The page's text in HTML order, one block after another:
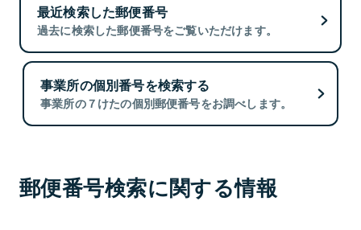
最近検索した郵便番号
過去に検索した郵便番号をご覧いただけます。
事業所の個別番号を検索する
事業所の７けたの個別郵便番号をお調べします。
郵便番号検索に関する情報